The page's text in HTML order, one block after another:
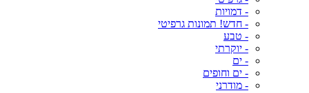
- דמויות
- חדש! תמונות גרפיטי
- טבע
- יוקרתי
- ים
- ים וחופים
- מודרני